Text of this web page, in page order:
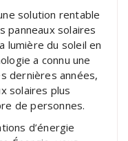
solution rentable
panneaux solaires
lumière du soleil en
a connu une
dernières années,
solaires plus
de personnes.
d’énergie